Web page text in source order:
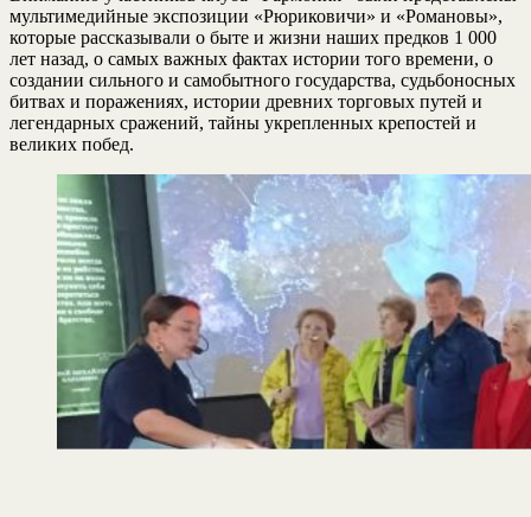
мультимедийные экспозиции «Рюриковичи» и «Романовы»,
которые рассказывали о быте и жизни наших предков 1 000
лет назад, о самых важных фактах истории того времени, о
создании сильного и самобытного государства, судьбоносных
битвах и поражениях, истории древних торговых путей и
легендарных сражений, тайны укрепленных крепостей и
великих побед.